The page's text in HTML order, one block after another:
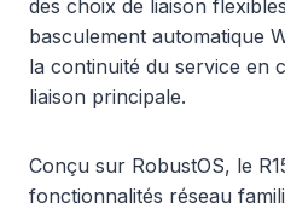
des choix de liaison
basculement automatique
la continuité du service en
liaison principale.
Conçu sur RobustOS, le
fonctionnalités réseau